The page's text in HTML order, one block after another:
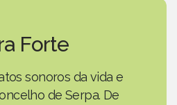
Forte
sonoros da vida e
de Serpa. De